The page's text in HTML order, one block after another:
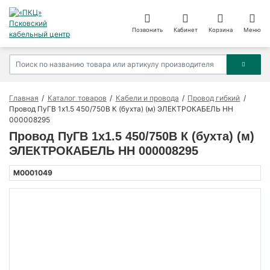
Позвонить Кабинет Корзина Меню
Главная Каталог товаров Кабели и провода
Провод гибкий
Провод ПуГВ 1х1.5 450/750В К (бухта) (м) ЭЛЕКТРОКАБЕЛЬ НН
000008295
Провод ПуГВ 1х1.5 450/750В К (бухта) (м)
ЭЛЕКТРОКАБЕЛЬ НН 000008295
M0001049